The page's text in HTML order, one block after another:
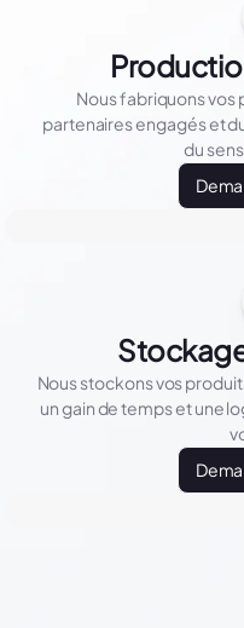
Nous fabriquons vos
partenaires engagés et
du
Nous stockons vos
un gain de temps et une